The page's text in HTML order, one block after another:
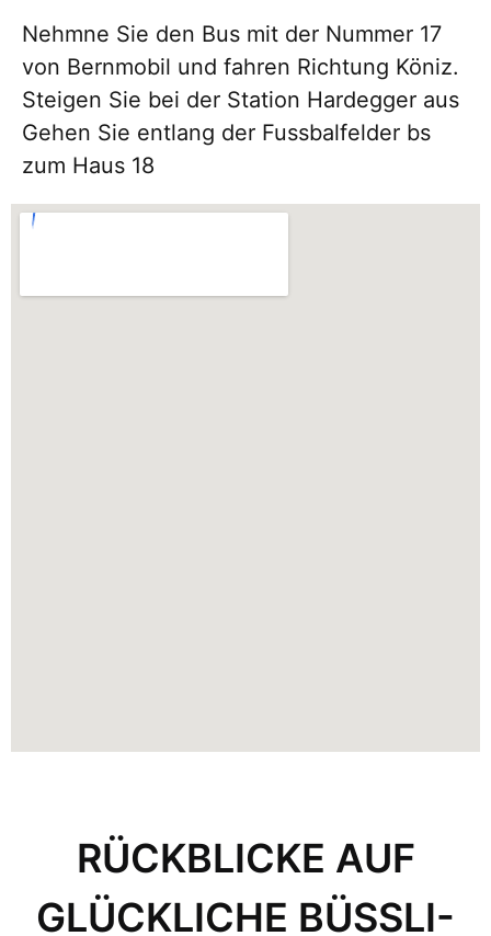
Nehmne Sie den Bus mit der Nummer 17
von Bernmobil und fahren Richtung Köniz.
Steigen Sie bei der Station Hardegger aus
Gehen Sie entlang der Fussbalfelder bs
zum Haus 18
RÜCKBLICKE AUF
GLÜCKLICHE BÜSSLI-